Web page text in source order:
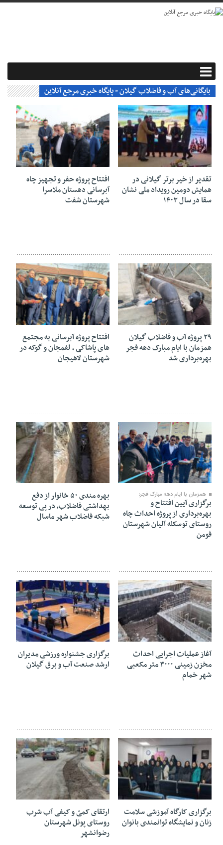
بایگانی‌های آب و فاضلاب گیلان - پایگاه خبری مرجع آنلاین
۳۰ بهمن ۱۴۰۳
تقدیر از خیر برتر گیلانی در
همایش دومین رویداد ملی نشان
سقا در سال ۱۴۰۳
افتتاح پروژه حفر و تجهیز چاه
آبرسانی دهستان ملاسرا
شهرستان شفت
۲۴ بهمن ۱۴۰۳
۲۹ پروژه آب و فاضلاب گیلان
همزمان با ایام مبارک دهه فجر
بهره‌برداری شد
۲۳ بهمن ۱۴۰۳
افتتاح پروژه آبرسانی به مجتمع
های پاشاکی ، لفمجان و گوکه در
شهرستان لاهیجان
۲۳ بهمن ۱۴۰۳
همزمان با ایام دهه مبارک فجر؛
برگزاری آیین افتتاح و
بهره‌برداری از پروژه احداث چاه
روستای توسکله آلیان شهرستان
فومن
بهره مندی ۵۰ خانوار از دفع
بهداشتی فاضلاب، در پی توسعه
شبکه فاضلاب شهر ماسال
۱۸ بهمن ۱۴۰۳
آغاز عملیات اجرایی احداث
مخزن زمینی ۳۰۰۰ متر مکعبی
شهر خمام
۱۴ بهمن ۱۴۰۳
برگزاری جشنواره ورزشی مدیران
ارشد صنعت آب و برق گیلان
برگزاری کارگاه آموزشی سلامت
زنان و نمایشگاه توانمندی بانوان
۱۰ بهمن ۱۴۰۳
ارتقای کمیّ و کیفی آب شرب
روستای پونل شهرستان
رضوانشهر